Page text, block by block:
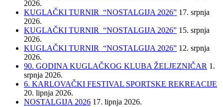
2026.
KUGLAČKI TURNIR “NOSTALGIJA 2026” 17. srpnja
2026.
KUGLAČKI TURNIR “NOSTALGIJA 2026” 15. srpnja
2026.
KUGLAČKI TURNIR “NOSTALGIJA 2026” 12. srpnja
2026.
90. GODINA KUGLAČKOG KLUBA ŽELJEZNIČAR 1.
srpnja 2026.
6. KARLOVAČKI FESTIVAL SPORTSKE REKREACIJE
20. lipnja 2026.
NOSTALGIJA 2026 17. lipnja 2026.